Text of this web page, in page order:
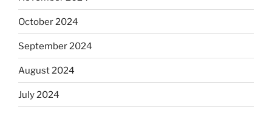
October 2024
September 2024
August 2024
July 2024